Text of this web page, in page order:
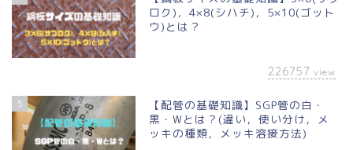
ロク)，4×8(シハチ)，5×10(ゴット
ウ)とは？
226757 view
5
【配管の基礎知識】SGP管の白・
黒・Wとは？(違い，使い分け，メ
ッキの種類，メッキ溶接方法)